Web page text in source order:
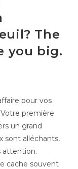
The
you big.
pour vos
première
un grand
sont alléchants,
attention.
cache souvent